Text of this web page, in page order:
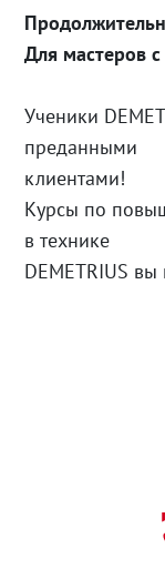
Для мастеров
Ученики
преданными
клиентами!
Курсы по
в технике
DEMETRIUS вы